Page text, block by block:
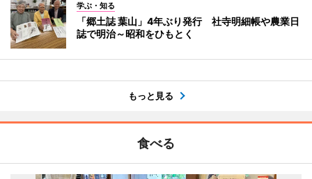
学ぶ・知る
「郷土誌 葉山」4年ぶり発行 社寺明細帳や農業日
誌で明治～昭和をひもとく
もっと見る
食べる